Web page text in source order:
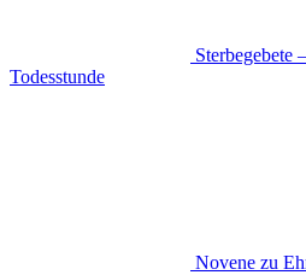
Sterbegebete
Todesstunde
Novene zu